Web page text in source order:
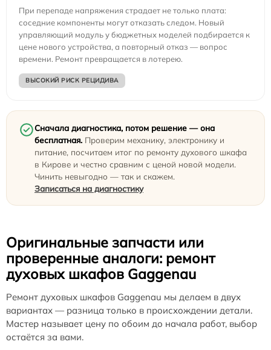
При перепаде напряжения страдает не только плата:
соседние компоненты могут отказать следом. Новый
управляющий модуль у бюджетных моделей подбирается к
цене нового устройства, а повторный отказ — вопрос
времени. Ремонт превращается в лотерею.
ВЫСОКИЙ РИСК РЕЦИДИВА
Сначала диагностика, потом решение — она
бесплатная. Проверим механику, электронику и
питание, посчитаем итог по ремонту духового шкафа
в Кирове и честно сравним с ценой новой модели.
Чинить невыгодно — так и скажем.
Записаться на диагностику
Оригинальные запчасти или
проверенные аналоги: ремонт
духовых шкафов Gaggenau
Ремонт духовых шкафов Gaggenau мы делаем в двух
вариантах — разница только в происхождении детали.
Мастер называет цену по обоим до начала работ, выбор
остаётся за вами.